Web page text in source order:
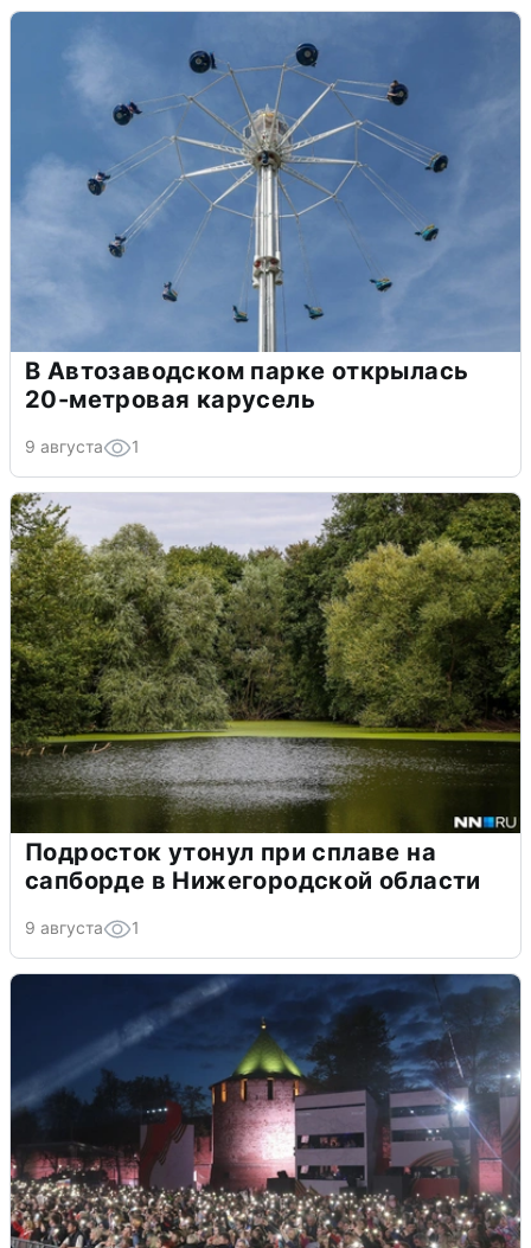
В Автозаводском парке открылась
20-метровая карусель
9 августа 1
Подросток утонул при сплаве на
сапборде в Нижегородской области
9 августа 1